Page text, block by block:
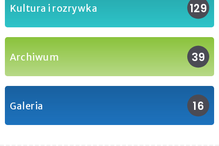
Kultura i rozrywka 129
Archiwum 39
Galeria 16